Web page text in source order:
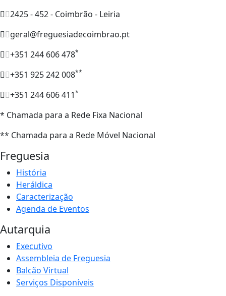
2425 - 452 - Coimbrão - Leiria
geral@freguesiadecoimbrao.pt
+351 244 606 478*
+351 925 242 008**
+351 244 606 411*
* Chamada para a Rede Fixa Nacional
** Chamada para a Rede Móvel Nacional
Freguesia
História
Heráldica
Caracterização
Agenda de Eventos
Autarquia
Executivo
Assembleia de Freguesia
Balcão Virtual
Serviços Disponíveis